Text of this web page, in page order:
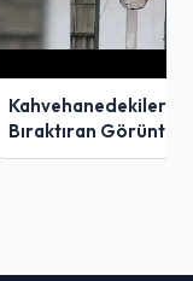
Kahvehanedekiler
Bıraktıran Görüntü!